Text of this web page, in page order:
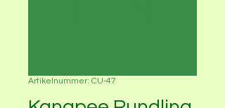
Artikelnummer: CU-47